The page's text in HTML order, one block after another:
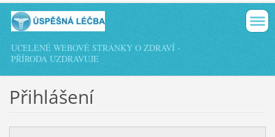
UCELENÉ WEBOVÉ STRÁNKY O ZDRAVÍ -
PŘÍRODA UZDRAVUJE
Přihlášení